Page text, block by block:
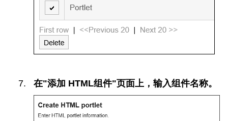
在"添加 HTML组件"页面上，输入组件名称。